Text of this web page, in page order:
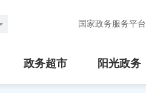
国家政务服务平台
政务超市 阳光政务